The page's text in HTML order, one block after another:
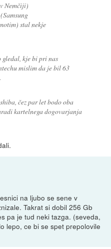
Nemčiji)
stal nekje
gledal, kje bi pri nas
mislim da je bil 63
čez par let bodo oba
kartelnega dogovarjanja
na ljubo se sene v
Takrat si dobil 256 Gb
pa je tud neki tazga. (seveda,
lepo, ce bi se spet prepolovile